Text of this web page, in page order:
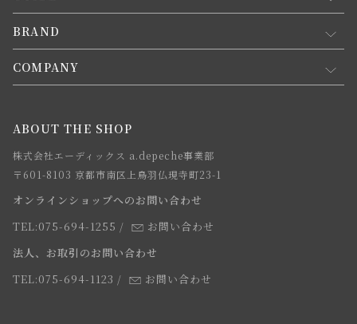
新規会員登録
会員規約について
お買い物ガイド
会員登録について
お支払方法について
お届けについて
よくあるご質問
BRAND
コンセプト
webカタログ
COMPANY
店舗一覧
求人情報
法人のお客様
スタッフ
ABOUT THE SHOP
株式会社エーディックス a.depeche事業部
〒601-8103 京都市南区上鳥羽仏現寺町23-1
オンラインショップへのお問い合わせ
TEL:075-694-1255 /
お問い合わせ
法人、お取引のお問い合わせ
TEL:075-694-1123 / お問い合わせ